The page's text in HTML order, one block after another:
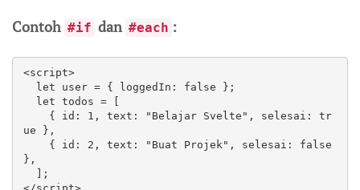
Contoh #if dan #each :
<script>
ue },
},